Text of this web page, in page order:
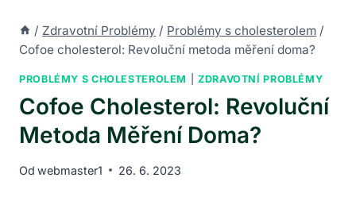
/ Zdravotní Problémy / Problémy s cholesterolem /
Cofoe cholesterol: Revoluční metoda měření doma?
PROBLÉMY S CHOLESTEROLEM |ZDRAVOTNÍ PROBLÉMY
Cofoe Cholesterol: Revoluční
Metoda Měření Doma?
Od webmaster1 26. 6. 2023